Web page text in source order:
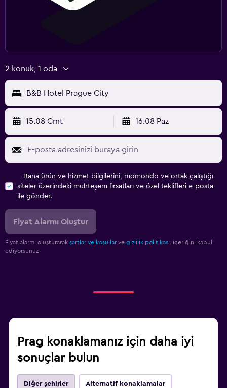
2 konuk, 1 oda
B&B Hotel Prague City
15.08 Cmt 16.08 Paz
Bana ürün ve hizmet bilgilerini, momondo ve ortak çalıştığı
siteler üzerindeki muhteşem fırsatları ve özel teklifleri e-posta
ile gönder.
Fiyat Alarmı Oluştur
Fiyat alarmı oluşturarak şartlar ve koşullar ve gizlilik politikası.
içeriğini kabul
ediyorsunuz
Prag konaklamanız için daha iyi
sonuçlar bulun
Diğer şehirler Alternatif konaklamalar